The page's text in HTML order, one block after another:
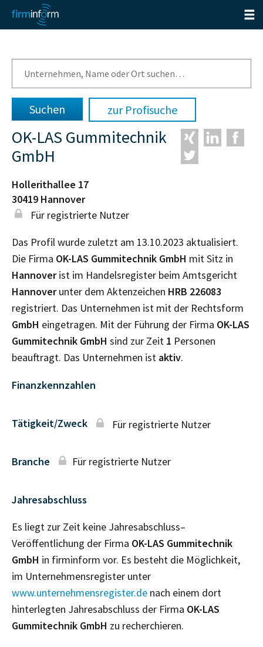
zur Profisuche
OK-LAS Gummitechnik
GmbH
Hollerithallee 17
30419 Hannover
Für registrierte Nutzer
Das Profil wurde zuletzt am 13.10.2023 aktualisiert.
Die Firma OK-LAS Gummitechnik GmbH mit Sitz in
Hannoverist im Handelsregister beim Amtsgericht
Hannoverunter dem Aktenzeichen HRB 226083
registriert. Das Unternehmen ist mit der Rechtsform
GmbH eingetragen. Mit der Führung der Firma OK-LAS
Gummitechnik GmbH sind zur Zeit 1 Personen
beauftragt. Das Unternehmen ist aktiv.
Finanzkennzahlen
Tätigkeit/Zweck Für registrierte Nutzer
Branche Für registrierte Nutzer
Jahresabschluss
Es liegt zur Zeit keine Jahresabschluss–
Veröffentlichung der Firma OK-LAS Gummitechnik
GmbH in firminform vor. Es besteht die Möglichkeit,
im Unternehmensregister unter
www.unternehmensregister.de nach einem dort
hinterlegten Jahresabschluss der Firma OK-LAS
Gummitechnik GmbH zu recherchieren.